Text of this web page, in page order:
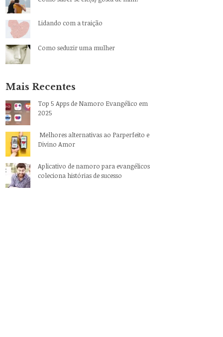
Lidando com a traição
Como seduzir uma mulher
Mais Recentes
Top 5 Apps de Namoro Evangélico em
2025
Melhores alternativas ao Parperfeito e
Divino Amor
Aplicativo de namoro para evangélicos
coleciona histórias de sucesso